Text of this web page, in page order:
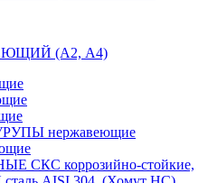
(А2, А4)
нержавеющие
СКС коррозийно-стойкие,